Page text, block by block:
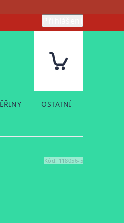
OSTATNÍ
Kód: 118056-5